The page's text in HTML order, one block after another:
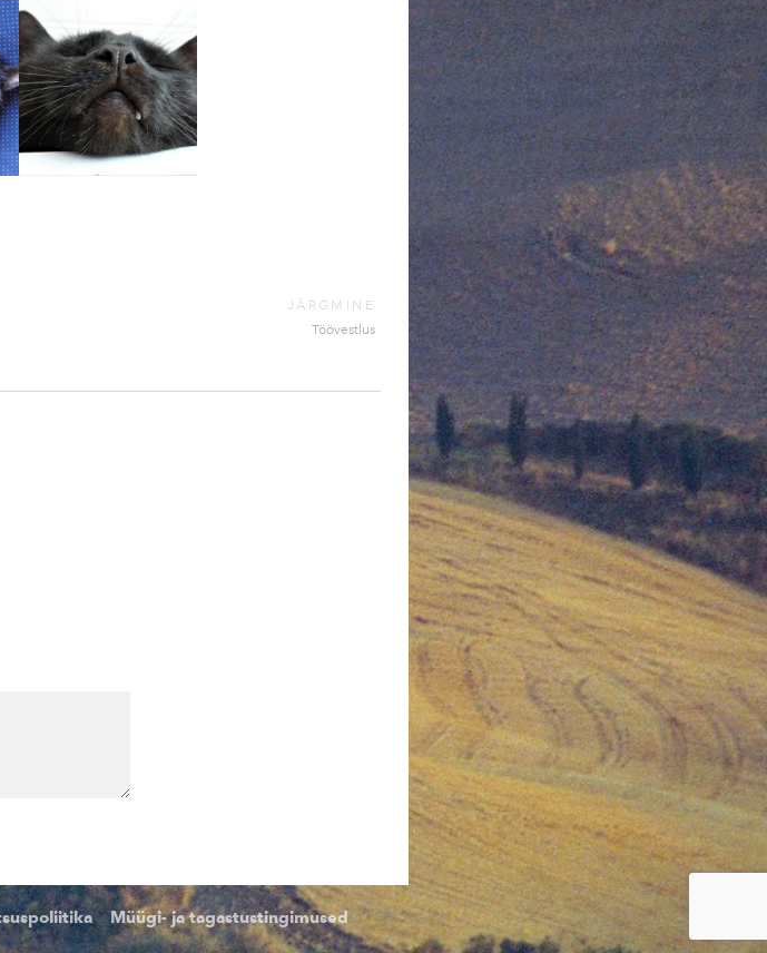
JÄRGMINE
Töövestlus
Müügi- ja tagastustingimused